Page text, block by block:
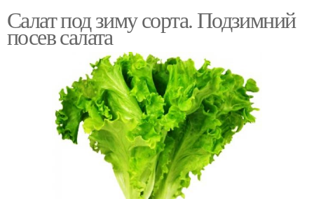
Салат под зиму сорта. Подзимний
посев салата